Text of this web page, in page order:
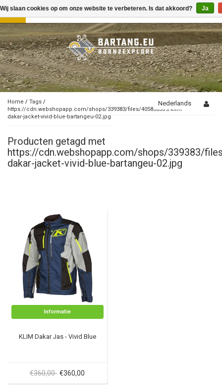
Toggle
navigation
Home / Tags /
https://cdn.webshopapp.com/shops/339383/files/405830369/klim-
dakar-jacket-vivid-blue-bartangeu-02.jpg
Nederlands
Producten getagd met
https://cdn.webshopapp.com/shops/339383/
dakar-jacket-vivid-blue-bartangeu-02.jpg
Informatie
KLIM Dakar Jas - Vivid Blue
€360,00 €360,00
Wij slaan cookies op om onze website te verbeteren. Is dat akkoord? Ja